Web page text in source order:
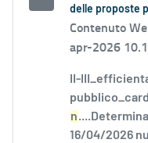
delle proposte
Contenuto
apr-2026
II-
n
16/04/2026